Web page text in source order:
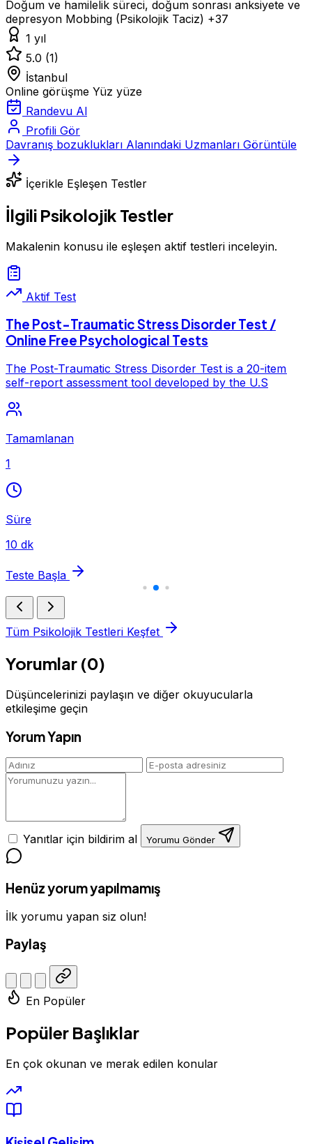
Doğum ve hamilelik süreci, doğum sonrası anksiyete ve
depresyon Mobbing (Psikolojik Taciz) +37
1 yıl
5.0 (1)
İstanbul
Online görüşme Yüz yüze
Randevu Al
Profili Gör
Davranış bozuklukları Alanındaki Uzmanları Görüntüle
İçerikle Eşleşen Testler
İlgili Psikolojik Testler
Makalenin konusu ile eşleşen aktif testleri inceleyin.
Aktif Test
The Post-Traumatic Stress Disorder Test /
Online Free Psychological Tests
The Post-Traumatic Stress Disorder Test is a 20-item
self-report assessment tool developed by the U.S
Tamamlanan
1
Süre
10 dk
Teste Başla
Tüm Psikolojik Testleri Keşfet
Yorumlar (0)
Düşüncelerinizi paylaşın ve diğer okuyucularla
etkileşime geçin
Yorum Yapın
Yanıtlar için bildirim al Yorumu Gönder
Henüz yorum yapılmamış
İlk yorumu yapan siz olun!
Paylaş
En Popüler
Popüler Başlıklar
En çok okunan ve merak edilen konular